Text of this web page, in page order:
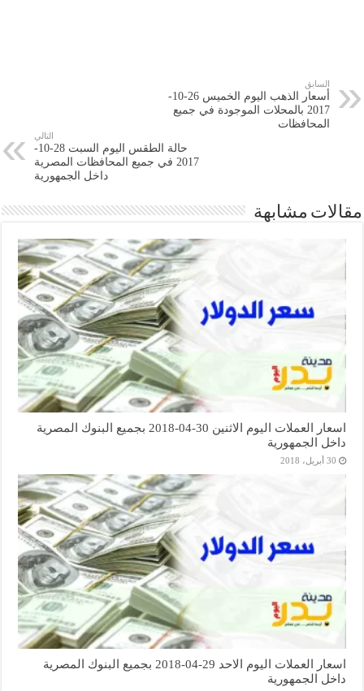
السابق
أسعار الذهب اليوم الخميس 26-10-
2017 بالمحلات الموجودة في جميع
المحافظات
التالي
حالة الطقس اليوم السبت 28-10-
2017 في جميع المحافظات المصرية
داخل الجمهورية
مقالات مشابهة
اسعار العملات اليوم الاثنين 30-04-2018 بجميع البنوك المصرية
داخل الجمهورية
30 أبريل، 2018
اسعار العملات اليوم الاحد 29-04-2018 بجميع البنوك المصرية
داخل الجمهورية